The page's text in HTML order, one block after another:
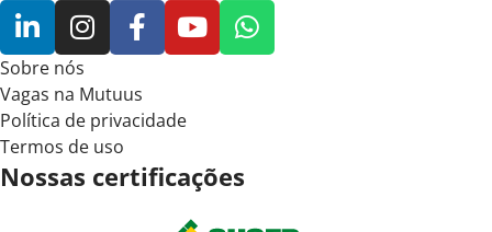
Sobre nós
Vagas na Mutuus
Política de privacidade
Termos de uso
Nossas certificações